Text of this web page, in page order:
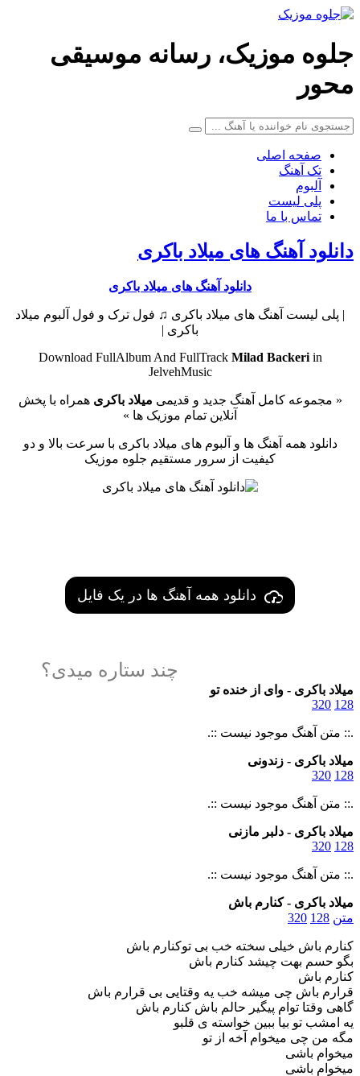
جلوه موزیک، رسانه موسیقی
محور
صفحه اصلی
تک آهنگ
آلبوم
پلی لیست
تماس با ما
دانلود آهنگ های میلاد باکری
دانلود آهنگ های میلاد باکری
| پلی لیست آهنگ های میلاد باکری ♫ فول ترک و فول آلبوم میلاد
باکری |
Download FullAlbum And FullTrack Milad Backeri in
JelvehMusic
« مجموعه کامل آهنگ جدید و قدیمی میلاد باکری همراه با پخش
آنلاین تمام موزیک ها »
دانلود همه آهنگ ها و آلبوم های میلاد باکری با سرعت بالا و دو
کیفیت از سرور مستقیم جلوه موزیک
دانلود همه آهنگ ها در یک فایل
چند ستاره میدی؟
میلاد باکری - وای از خنده تو
128
320
.:: متن آهنگ موجود نیست ::.
میلاد باکری - زندونی
128
320
.:: متن آهنگ موجود نیست ::.
میلاد باکری - دلبر مازنی
128
320
.:: متن آهنگ موجود نیست ::.
میلاد باکری - کنارم باش
متن 128
320
کنارم باش خیلی سخته خب بی توکنارم باش
بگو حسم بهت چیشد کنارم باش
کنارم باش
قرارم باش چی میشه خب یه وقتایی بی قرارم باش
گاهی وقتا توام پیگیر حالم باش کنارم باش
یه امشب تو بیا ببین خواسته ی قلبو
مگه من چی میخوام آخه از تو
میخوام باشی
میخوام باشی